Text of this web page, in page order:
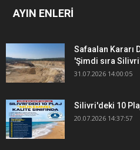
AYIN ENLERİ
Safaalan Kararı
'Şimdi sıra
31.07.2026 14:00:05
Silivri'deki 10
20.07.2026 14:37:57